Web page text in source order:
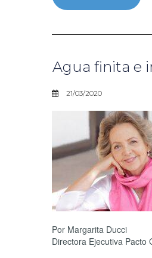
Agua finita e
21/03/2020
Por Margarita Ducci
Directora Ejecutiva Pacto